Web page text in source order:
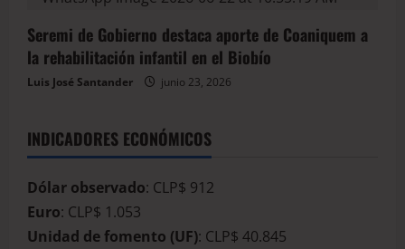
Seremi de Gobierno destaca aporte de Coaniquem a
la rehabilitación infantil en el Biobío
Luis José Santander junio 23, 2026
INDICADORES ECONÓMICOS
Dólar observado: CLP$ 912
Euro: CLP$ 1.053
Unidad de fomento (UF): CLP$ 40.845